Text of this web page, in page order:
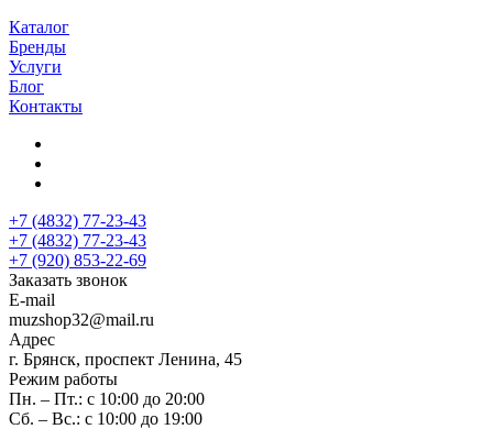
Каталог
Бренды
Услуги
Блог
Контакты
+7 (4832) 77-23-43
+7 (4832) 77-23-43
+7 (920) 853-22-69
Заказать звонок
E-mail
muzshop32@mail.ru
Адрес
г. Брянск, проспект Ленина, 45
Режим работы
Пн. – Пт.: с 10:00 до 20:00
Сб. – Вс.: с 10:00 до 19:00